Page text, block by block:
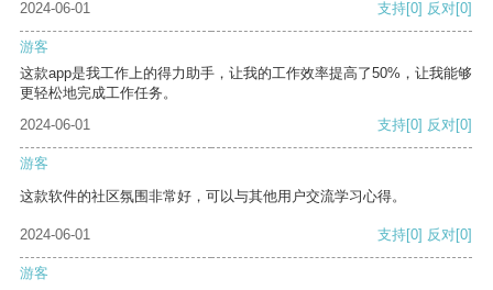
2024-06-01 支持[0] 反对[0]
游客
这款app是我工作上的得力助手，让我的工作效率提高了50%，让我能够
更轻松地完成工作任务。
2024-06-01
支持[0] 反对[0]
游客
这款软件的社区氛围非常好，可以与其他用户交流学习心得。
2024-06-01 支持[0] 反对[0]
游客